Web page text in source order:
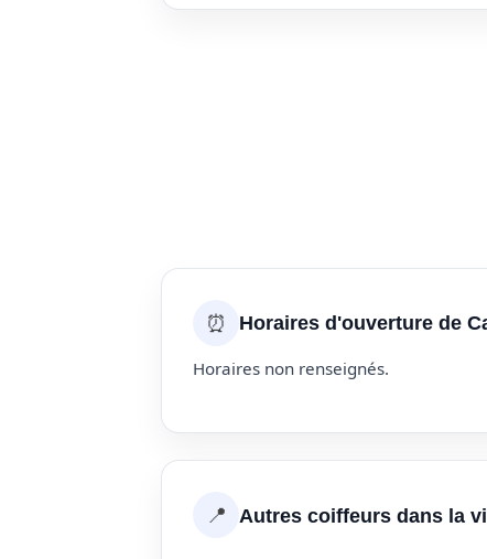
⏰ Horaires d'ouverture de
Horaires non renseignés.
📍 Autres coiffeurs dans la